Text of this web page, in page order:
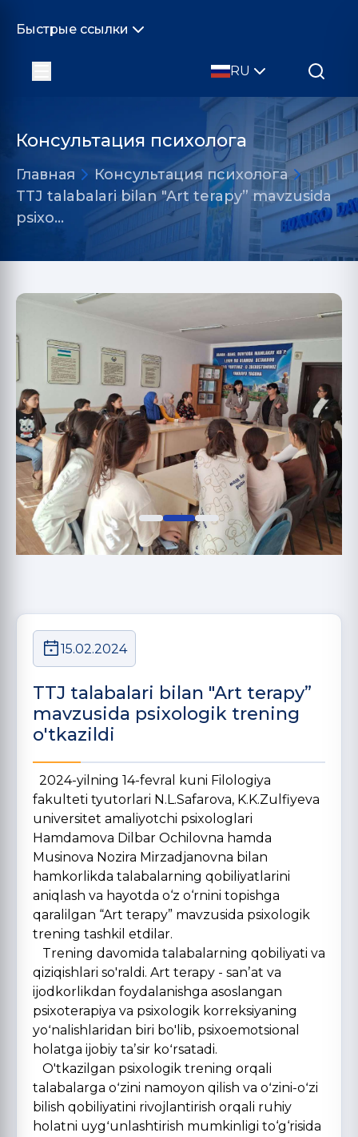
Быстрые ссылки
RU
Консультация психолога
Главная
Консультация психолога
TTJ talabalari bilan "Art terapy” mavzusida
psixo…
15.02.2024
TTJ talabalari bilan "Art terapy”
mavzusida psixologik trening
o'tkazildi
2024-yilning 14-fevral kuni Filologiya
fakulteti tyutorlari N.L.Safarova, K.K.Zulfiyeva
universitet amaliyotchi psixologlari
Hamdamova Dilbar Ochilovna hamda
Musinova Nozira Mirzadjanovna bilan
hamkorlikda talabalarning qobiliyatlarini
aniqlash va hayotda o‘z o‘rnini topishga
qaralilgan “Art terapy” mavzusida psixologik
trening tashkil etdilar.
Trening davomida talabalarning qobiliyati va
qiziqishlari so'raldi. Art terapy - sanʼat va
ijodkorlikdan foydalanishga asoslangan
psixoterapiya va psixologik korreksiyaning
yoʻnalishlaridan biri bo'lib, psixoemotsional
holatga ijobiy taʼsir koʻrsatadi.
O'tkazilgan psixologik trening orqali
talabalarga oʻzini namoyon qilish va oʻzini-oʻzi
bilish qobiliyatini rivojlantirish orqali ruhiy
holatni uygʻunlashtirish mumkinligi to‘g‘risida